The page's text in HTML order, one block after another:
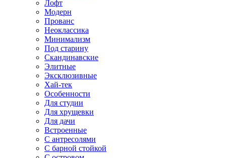
Лофт
Модерн
Прованс
Неоклассика
Минимализм
Под старину
Скандинавские
Элитные
Эксклюзивные
Хай-тек
Особенности
Для студии
Для хрущевки
Для дачи
Встроенные
С антресолями
С барной стойкой